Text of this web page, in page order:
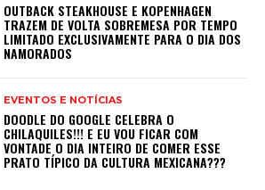
OUTBACK STEAKHOUSE E KOPENHAGEN
TRAZEM DE VOLTA SOBREMESA POR TEMPO
LIMITADO EXCLUSIVAMENTE PARA O DIA DOS
NAMORADOS
EVENTOS E NOTÍCIAS
DOODLE DO GOOGLE CELEBRA O
CHILAQUILES!!! E EU VOU FICAR COM
VONTADE O DIA INTEIRO DE COMER ESSE
PRATO TÍPICO DA CULTURA MEXICANA???